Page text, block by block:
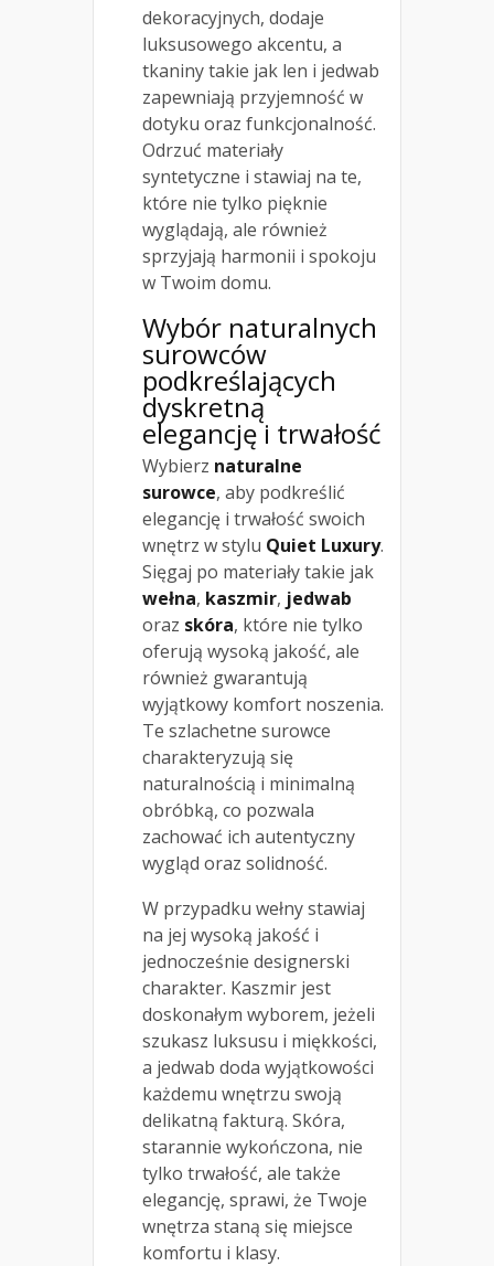
dekoracyjnych, dodaje
luksusowego akcentu, a
tkaniny takie jak len i jedwab
zapewniają przyjemność w
dotyku oraz funkcjonalność.
Odrzuć materiały
syntetyczne i stawiaj na te,
które nie tylko pięknie
wyglądają, ale również
sprzyjają harmonii i spokoju
w Twoim domu.
Wybór naturalnych
surowców
podkreślających
dyskretną
elegancję i trwałość
Wybierz naturalne
surowce, aby podkreślić
elegancję i trwałość swoich
wnętrz w stylu Quiet Luxury.
Sięgaj po materiały takie jak
wełna, kaszmir, jedwab
oraz skóra, które nie tylko
oferują wysoką jakość, ale
również gwarantują
wyjątkowy komfort noszenia.
Te szlachetne surowce
charakteryzują się
naturalnością i minimalną
obróbką, co pozwala
zachować ich autentyczny
wygląd oraz solidność.
W przypadku wełny stawiaj
na jej wysoką jakość i
jednocześnie designerski
charakter. Kaszmir jest
doskonałym wyborem, jeżeli
szukasz luksusu i miękkości,
a jedwab doda wyjątkowości
każdemu wnętrzu swoją
delikatną fakturą. Skóra,
starannie wykończona, nie
tylko trwałość, ale także
elegancję, sprawi, że Twoje
wnętrza staną się miejsce
komfortu i klasy.